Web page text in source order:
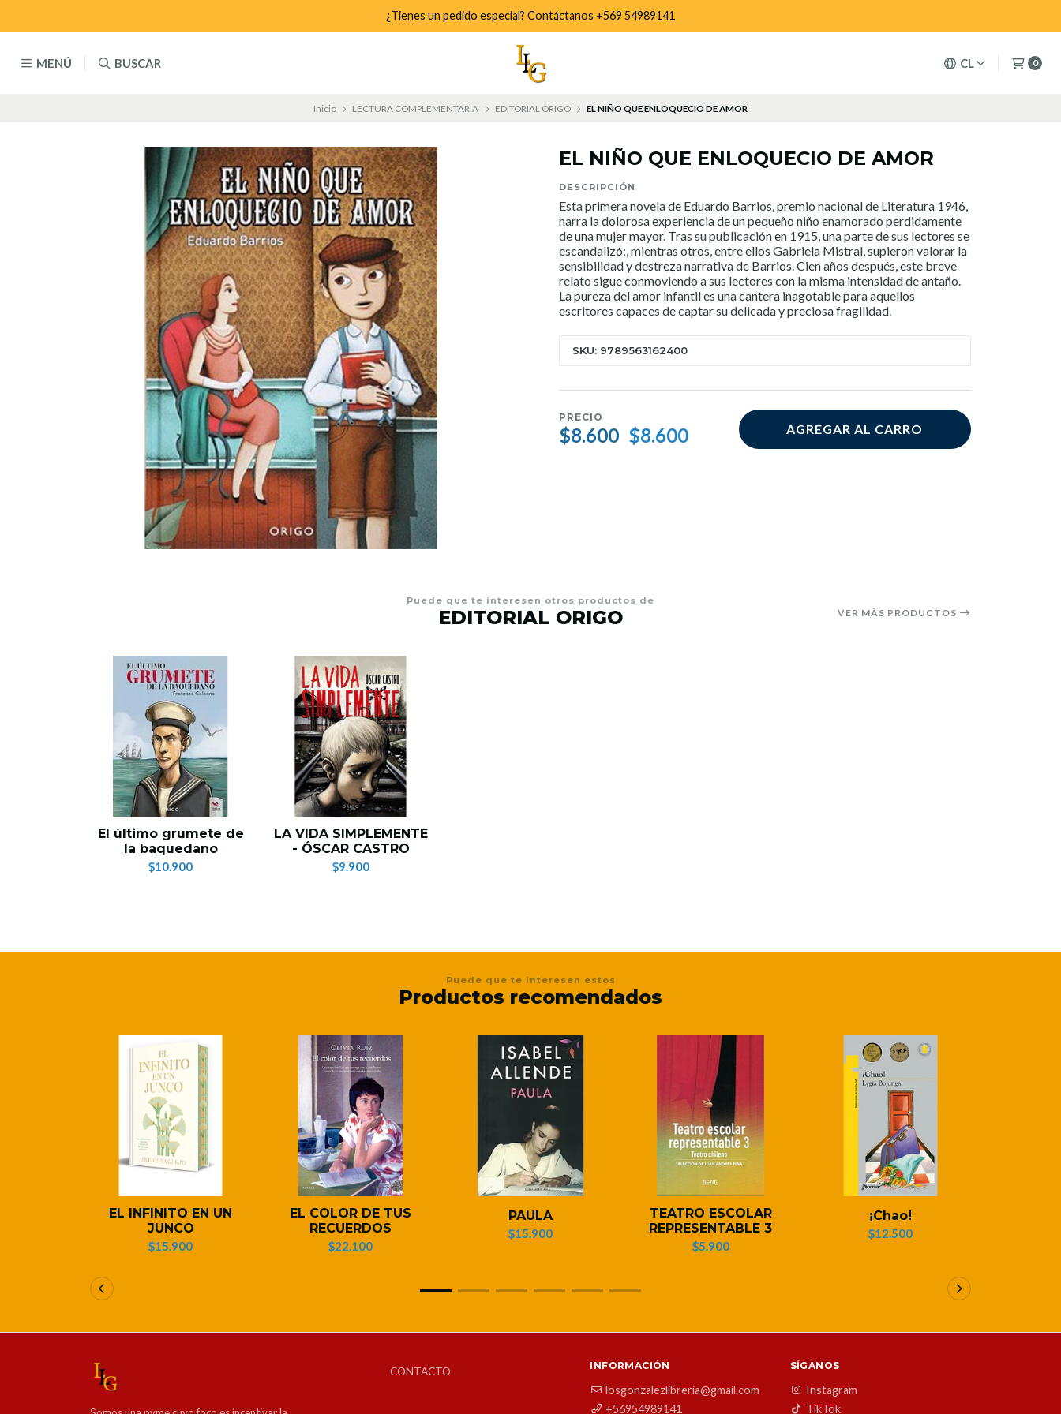
MENÚ BUSCAR CL 0
¿Tienes un pedido especial? Contáctanos +569 54989141
Inicio LECTURA COMPLEMENTARIA EDITORIAL ORIGO EL NIÑO QUE ENLOQUECIO DE AMOR
EL NIÑO QUE ENLOQUECIO DE AMOR
DESCRIPCIÓN
Esta primera novela de Eduardo Barrios, premio nacional de Literatura 1946,
narra la dolorosa experiencia de un pequeño niño enamorado perdidamente
de una mujer mayor. Tras su publicación en 1915, una parte de sus lectores se
escandalizó;, mientras otros, entre ellos Gabriela Mistral, supieron valorar la
sensibilidad y destreza narrativa de Barrios. Cien años después, este breve
relato sigue conmoviendo a sus lectores con la misma intensidad de antaño.
La pureza del amor infantil es una cantera inagotable para aquellos
escritores capaces de captar su delicada y preciosa fragilidad.
SKU: 9789563162400
PRECIO
$8.600 $8.600 AGREGAR AL CARRO
Puede que te interesen otros productos de
EDITORIAL ORIGO VER MÁS PRODUCTOS
El último grumete de
la baquedano
$10.900
LA VIDA SIMPLEMENTE
- ÓSCAR CASTRO
$9.900
Puede que te interesen estos
Productos recomendados
EL INFINITO EN UN
JUNCO
$15.900
EL COLOR DE TUS
RECUERDOS
$22.100
PAULA
$15.900
TEATRO ESCOLAR
REPRESENTABLE 3
$5.900
¡Chao!
$12.500
CONTACTO INFORMACIÓN
losgonzalezlibreria@gmail.com
+56954989141
SÍGANOS
Instagram
TikTok